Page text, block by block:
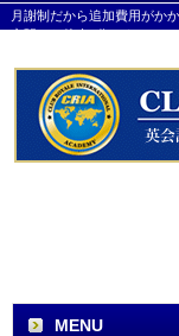
月謝制だから追加費用がか
宮駅から徒歩8分です。
MENU